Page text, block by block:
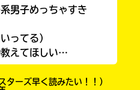
男子めっちゃすき
ってる）
えてほしい…
ターズ早く読みたい！！）